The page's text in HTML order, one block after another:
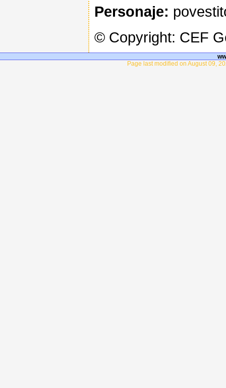
Personaje:
© Copyright: CEF
Page last modified on August 09,